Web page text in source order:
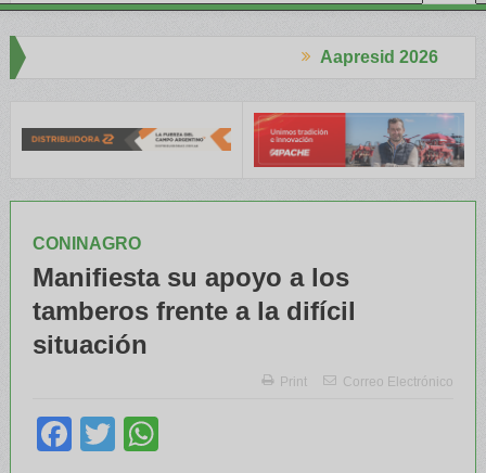
CONINAGRO
Manifiesta su apoyo a los
tamberos frente a la difícil
situación
Print Correo Electrónico
Facebook
Twitter